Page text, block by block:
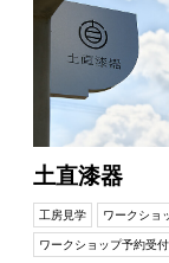
土直漆器
工房見学 ワークショ
ワークショップ予約受付